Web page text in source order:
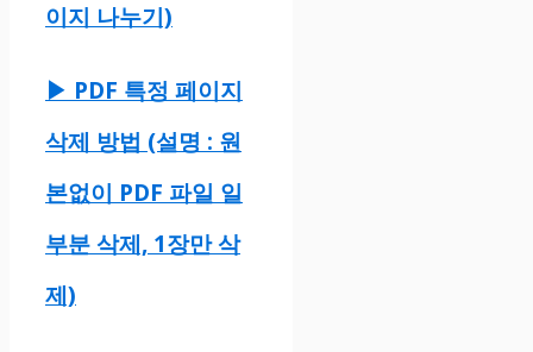
이지 나누기)
▶ PDF 특정 페이지
삭제 방법 (설명 : 원
본없이 PDF 파일 일
부분 삭제, 1장만 삭
제)